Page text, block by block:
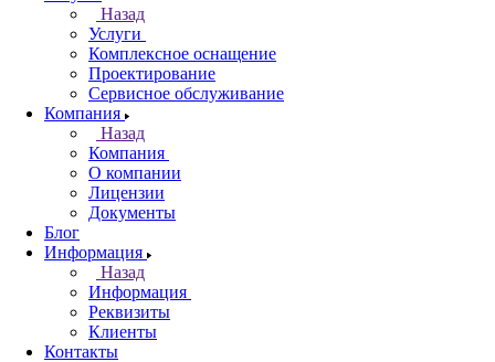
Назад
Услуги
Комплексное оснащение
Проектирование
Сервисное обслуживание
Компания
Назад
Компания
О компании
Лицензии
Документы
Блог
Информация
Назад
Информация
Реквизиты
Клиенты
Контакты